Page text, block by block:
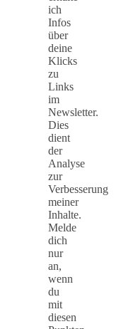
ich
Infos
über
deine
Klicks
zu
Links
im
Newsletter.
Dies
dient
der
Analyse
zur
Verbesserung
meiner
Inhalte.
Melde
dich
nur
an,
wenn
du
mit
diesen